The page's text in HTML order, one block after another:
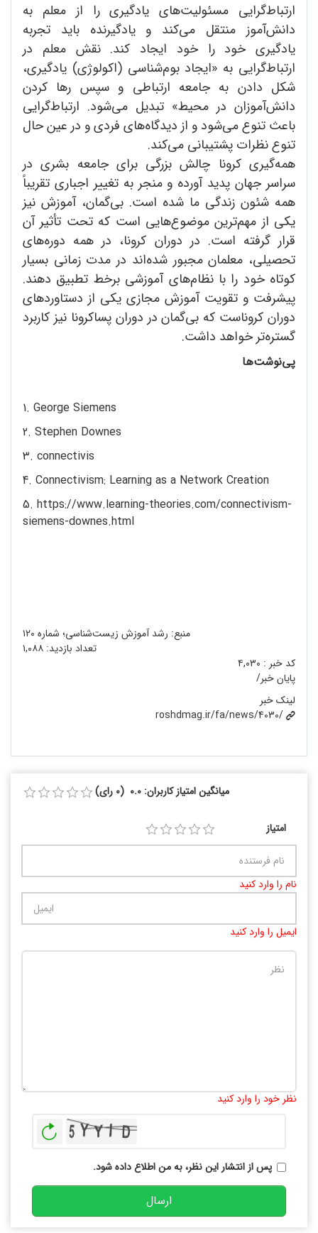
‌ارتباط‌گرایی مسئولیت‌های یادگیری را از معلم به
دانش‌آموز منتقل می‌کند و یادگیرنده باید تجربه
یادگیری خود را خود ایجاد کند. نقش معلم در
ارتباط‌گرایی به «ایجاد بوم‌شناسی (اکولوژی) یادگیری،
شکل دادن به جامعه ارتباطی و سپس رها کردن
دانش‌آموزان در محیط» تبدیل می‌شود. ارتباط‌گرایی
باعث تنوع می‌شود و از دیدگاه‌های فردی و در عین حال
تنوع نظرات پشتیبانی می‌کند.
همه‌گیری کرونا چالش بزرگی برای جامعه بشری در
سراسر جهان پدید آورده و منجر به تغییر اجباری تقریباً
همه شئون زندگی ما شده است. بی‌گمان، آموزش نیز
یکی از مهم‌ترین موضوع‌هایی است که تحت تأثیر آن
قرار گرفته است. در دوران کرونا، در همه دوره‌های
تحصیلی، معلمان مجبور شده‌اند در مدت زمانی بسیار
کوتاه خود را با نظام‌های آموزشی برخط تطبیق دهند.
پیشرفت و تقویت آموزش مجازی یکی از دستاوردهای
دوران کروناست که بی‌گمان در دوران پساکرونا نیز کاربرد
گستره‌تر خواهد داشت.
پی‌نوشت‌ها
1. George Siemens
2. Stephen Downes
3. connectivis
4. Connectivism: Learning as a Network Creation
5. https://www.learning-theories.com/connectivism-
siemens-downes.html
منبع: رشد آموزش زیست‌شناسی؛ شماره ۱۲۰
تعداد بازدید: ۱,۰۸۸
کد خبر : ۴,۰۳۰
پایان خبر/
لینک خبر
roshdmag.ir/fa/news/4030/
میانگین امتیاز کاربران: 0.0 (0 رای)
امتیاز
نام را وارد کنید
ایمیل را وارد کنید
نظر خود را وارد کنید
پس از انتشار این نظر، به من اطلاع داده شود.
ارسال